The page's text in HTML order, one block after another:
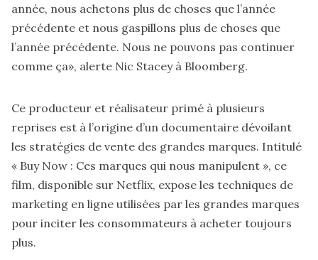
année, nous achetons plus de choses que l’année
précédente et nous gaspillons plus de choses que
l’année précédente. Nous ne pouvons pas continuer
comme ça», alerte Nic Stacey à Bloomberg.
Ce producteur et réalisateur primé à plusieurs
reprises est à l’origine d’un documentaire dévoilant
les stratégies de vente des grandes marques. Intitulé
« Buy Now : Ces marques qui nous manipulent », ce
film, disponible sur Netflix, expose les techniques de
marketing en ligne utilisées par les grandes marques
pour inciter les consommateurs à acheter toujours
plus.